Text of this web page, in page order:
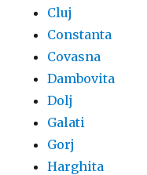
Cluj
Constanta
Covasna
Dambovita
Dolj
Galati
Gorj
Harghita